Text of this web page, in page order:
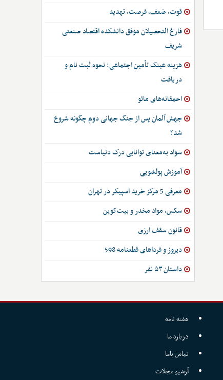
قوت، ضعف، فرصت، تهدید
فارغ التحصیلان موفق دانشکده اقتصاد صنعتی
شریف
هزینه عینک تأمین اجتماعی: نحوه ثبت نام و
دریافت
احمقانه‌های مائو
جهش آلمان پس از جنگ جهانی دوم چگونه شروع
شد؟
سواد به‌معنای توانایی درک دنیاست
آموزش پولشویی
معرفی 5 مرکز خرید اسپیکر در تهران
سکس، مواد مخدر و بیت‌کوین
قانون سقف ارزی
دیروز و فرداهای قطعنامه 598
داستان ۵۳ نفر
هفته نامه
درباره ما
تماس باما
آرشیو مجلات